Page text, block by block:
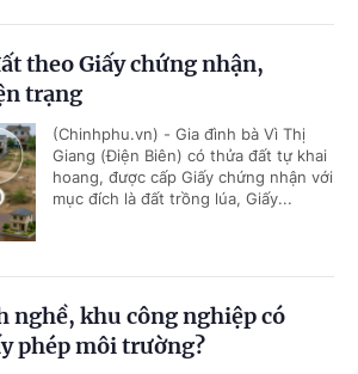
theo Giấy chứng nhận,
trạng
(Chinhphu.vn) - Gia đình bà Vì Thị
Giang (Điện Biên) có thửa đất tự khai
hoang, được cấp Giấy chứng nhận với
mục đích là đất trồng lúa, Giấy...
nghề, khu công nghiệp có
phép môi trường?